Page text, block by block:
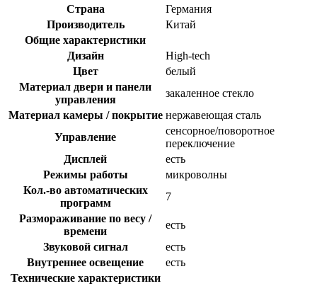
Страна
Германия
Производитель
Китай
Общие характеристики
Дизайн
High-tech
Цвет
белый
Материал двери и панели
управления
закаленное стекло
Материал камеры / покрытие нержавеющая сталь
Управление
сенсорное/поворотное
переключение
Дисплей
есть
Режимы работы
микроволны
Кол.-во автоматических
программ
7
Размораживание по весу /
времени
есть
Звуковой сигнал
есть
Внутреннее освещение
есть
Технические характеристики